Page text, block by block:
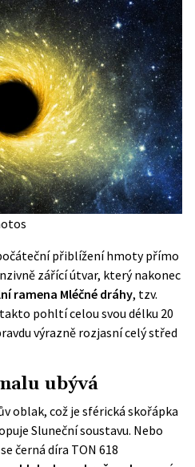
přiblížení hmoty přímo
zářící útvar, který nakonec
ramena Mléčné dráhy, tzv.
pohltí celou svou délku 20
výrazně rozjasní celý střed
ubývá
oblak, což je sférická skořápka
Sluneční soustavu. Nebo
černá díra TON 618